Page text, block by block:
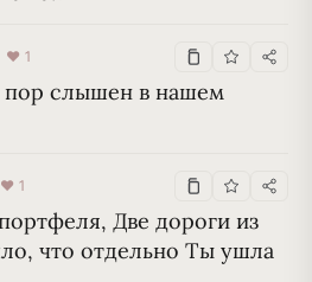
♥ 1
пор слышен в нашем
♥ 1
Две дороги из
что отдельно Ты ушла